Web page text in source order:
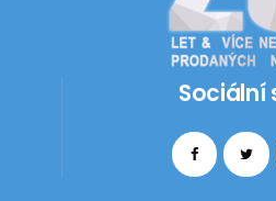
Sociální